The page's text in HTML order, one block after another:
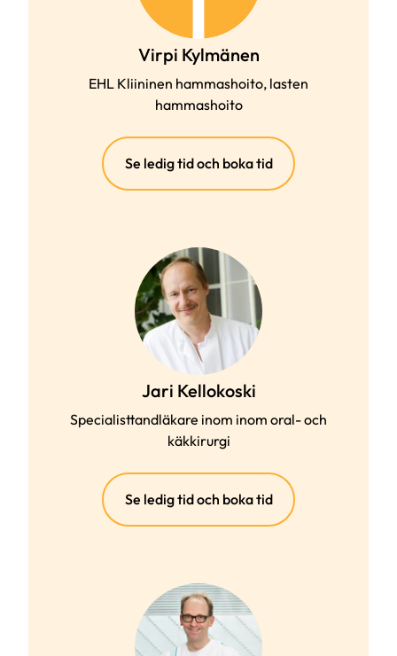
Virpi Kylmänen
EHL Kliininen hammashoito, lasten
hammashoito
Se ledig tid och boka tid(extern
länk)
Jari Kellokoski
Specialisttandläkare inom inom oral- och
käkkirurgi
Se ledig tid och boka tid(extern
länk)